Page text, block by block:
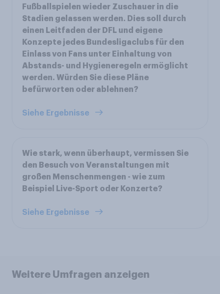
Fußballspielen wieder Zuschauer in die
Stadien gelassen werden. Dies soll durch
einen Leitfaden der DFL und eigene
Konzepte jedes Bundesligaclubs für den
Einlass von Fans unter Einhaltung von
Abstands- und Hygieneregeln ermöglicht
werden. Würden Sie diese Pläne
befürworten oder ablehnen?
Siehe Ergebnisse
Wie stark, wenn überhaupt, vermissen Sie
den Besuch von Veranstaltungen mit
großen Menschenmengen - wie zum
Beispiel Live-Sport oder Konzerte?
Siehe Ergebnisse
Weitere Umfragen anzeigen